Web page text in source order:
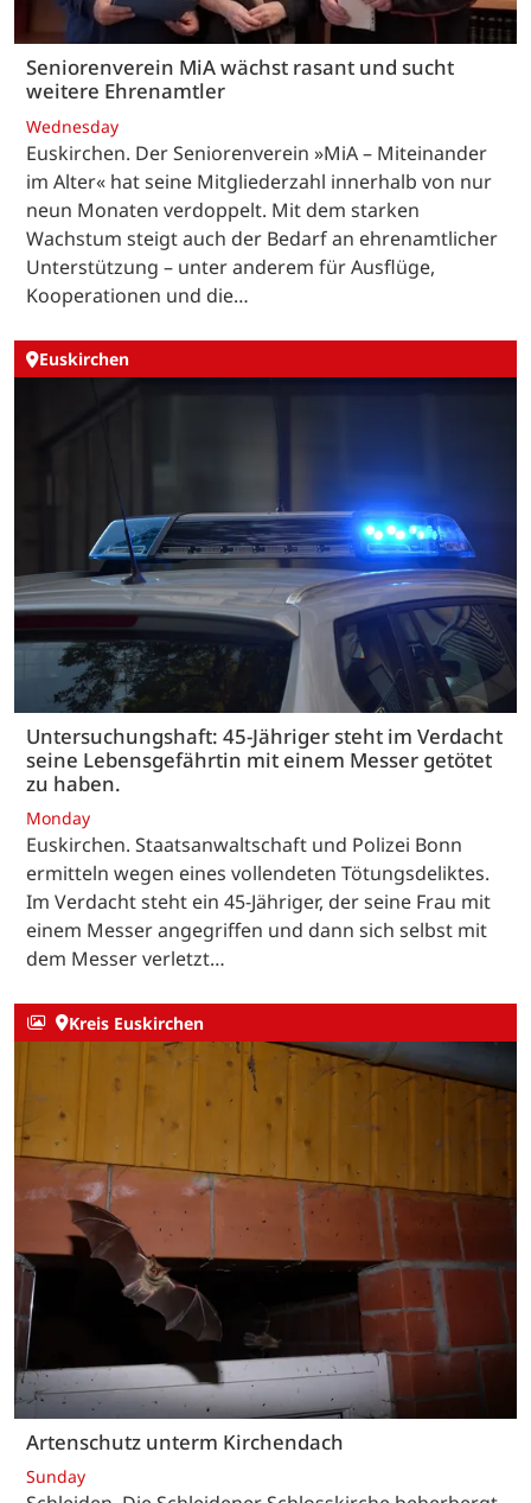
Seniorenverein MiA wächst rasant und sucht
weitere Ehrenamtler
Wednesday
Euskirchen. Der Seniorenverein »MiA – Miteinander
im Alter« hat seine Mitgliederzahl innerhalb von nur
neun Monaten verdoppelt. Mit dem starken
Wachstum steigt auch der Bedarf an ehrenamtlicher
Unterstützung – unter anderem für Ausflüge,
Kooperationen und die…
Euskirchen
Untersuchungshaft: 45-Jähriger steht im Verdacht
seine Lebensgefährtin mit einem Messer getötet
zu haben.
Monday
Euskirchen. Staatsanwaltschaft und Polizei Bonn
ermitteln wegen eines vollendeten Tötungsdeliktes.
Im Verdacht steht ein 45-Jähriger, der seine Frau mit
einem Messer angegriffen und dann sich selbst mit
dem Messer verletzt…
Kreis Euskirchen
Artenschutz unterm Kirchendach
Sunday